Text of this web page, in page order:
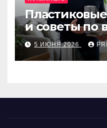
и советы по
5 ИЮНЯ 2026